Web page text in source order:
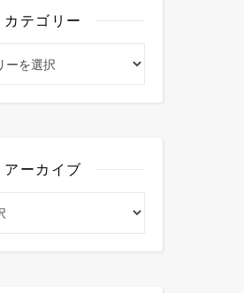
カテゴリー
アーカイブ